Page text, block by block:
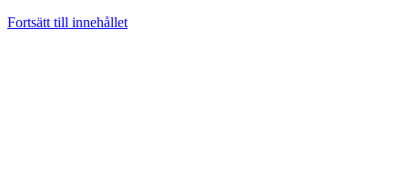
Fortsätt till innehållet